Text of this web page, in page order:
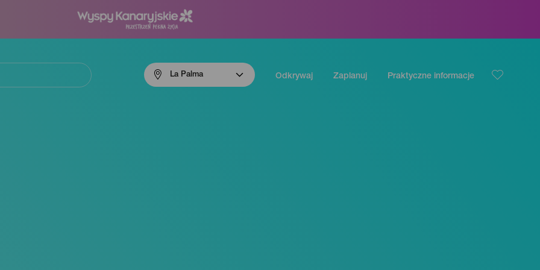
La Palma Odkrywaj Zaplanuj Praktyczne informacje